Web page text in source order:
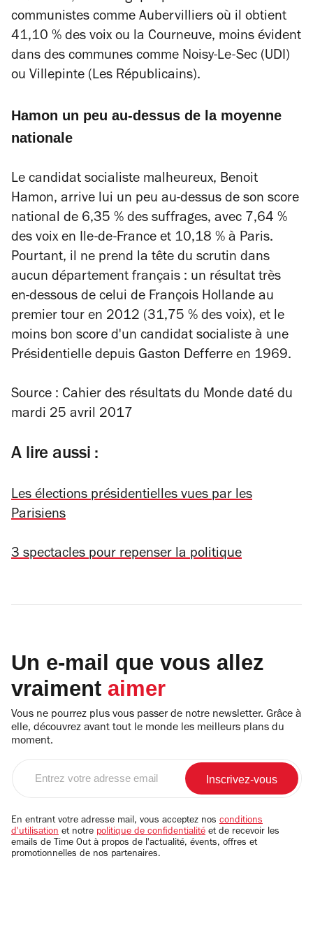
communistes comme Aubervilliers où il obtient
41,10 % des voix ou la Courneuve, moins évident
dans des communes comme Noisy-Le-Sec (UDI)
ou Villepinte (Les Républicains).
Hamon un peu au-dessus de la moyenne
nationale
Le candidat socialiste malheureux, Benoit
Hamon, arrive lui un peu au-dessus de son score
national de 6,35 % des suffrages, avec 7,64 %
des voix en Ile-de-France et 10,18 % à Paris.
Pourtant, il ne prend la tête du scrutin dans
aucun département français : un résultat très
en-dessous de celui de François Hollande au
premier tour en 2012 (31,75 % des voix), et le
moins bon score d'un candidat socialiste à une
Présidentielle depuis Gaston Defferre en 1969.
Source : Cahier des résultats du Monde daté du
mardi 25 avril 2017
A lire aussi :
Les élections présidentielles vues par les
Parisiens
3 spectacles pour repenser la politique
Un e-mail que vous allez
vraiment aimer
Vous ne pourrez plus vous passer de notre newsletter. Grâce à
elle, découvrez avant tout le monde les meilleurs plans du
moment.
email
En entrant votre adresse mail, vous acceptez nos conditions
d'utilisation et notre politique de confidentialité et de recevoir les
emails de Time Out à propos de l'actualité, évents, offres et
promotionnelles de nos partenaires.